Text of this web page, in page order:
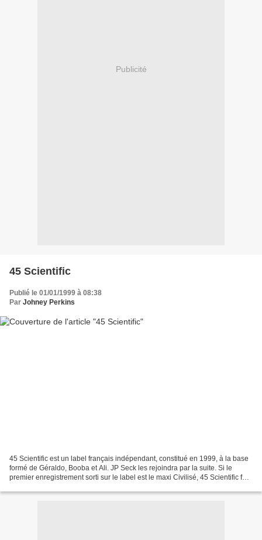
Publicité
45 Scientific
Publié le 01/01/1999 à 08:38
Par Johney Perkins
45 Scientific est un label français indépendant, constitué en 1999, à la base
formé de Géraldo, Booba et Ali. JP Seck les rejoindra par la suite. Si le
premier enregistrement sorti sur le label est le maxi Civilisé, 45 Scientific fut